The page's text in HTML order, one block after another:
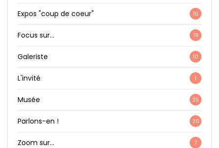
Expos "coup de coeur" 16
Focus sur… 19
Galeriste 10
L'invité 1
Musée 25
Parlons-en ! 26
Zoom sur… 7